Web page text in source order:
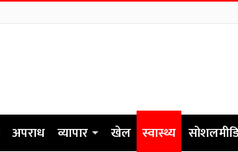
अपराध व्यापार खेल स्वास्थ्य